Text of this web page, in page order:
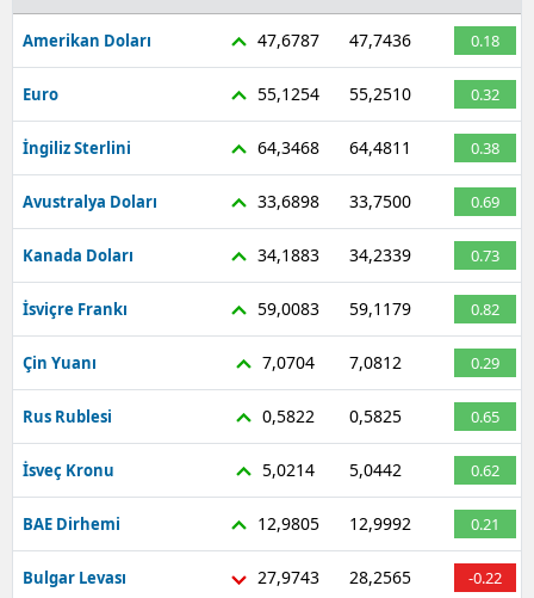
Isparta
Mersin
İstanbul
Kars
Kastamonu
Kayseri
Kırklareli
Kırşehir
Kocaeli
Amerikan Doları 47,6787 47,7436 0.18
Euro 55,1254 55,2510 0.32
İngiliz Sterlini 64,3468 64,4811 0.38
Avustralya Doları 33,6898 33,7500 0.69
Kanada Doları 34,1883 34,2339 0.73
İsviçre Frankı 59,0083 59,1179 0.82
Çin Yuanı 7,0704 7,0812 0.29
Rus Rublesi 0,5822 0,5825 0.65
İsveç Kronu 5,0214 5,0442 0.62
BAE Dirhemi 12,9805 12,9992 0.21
Bulgar Levası 27,9743 28,2565 -0.22